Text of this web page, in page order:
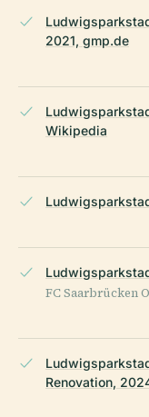
2021, gmp.de
Wikipedia
FC Saarbrücken
Renovation,